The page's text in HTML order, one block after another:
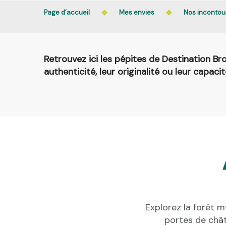
Page d’accueil Mes envies Nos
Retrouvez ici les pépites de Destination
authenticité, leur originalité ou leur
Explorez la forêt
portes de